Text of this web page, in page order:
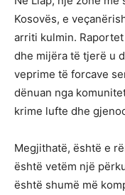
Kosovës, e
arriti kulmin.
dhe mijëra të tjerë u
veprime të forcave
dënuan nga
krime lufte dhe
Megjithatë, është e
është vetëm një
është shumë më